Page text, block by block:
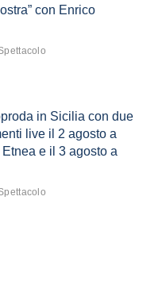
con Enrico
in Sicilia con due
live il 2 agosto a
e il 3 agosto a